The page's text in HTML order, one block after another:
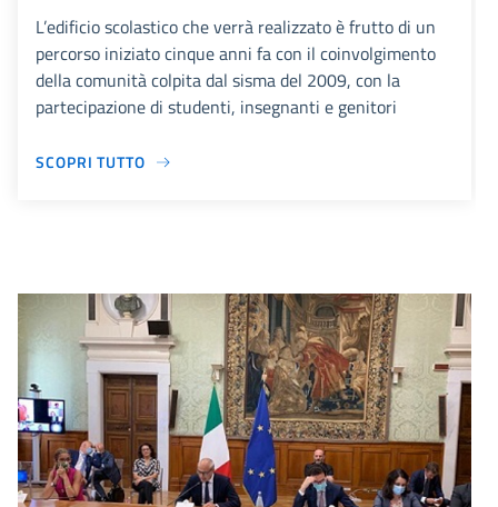
L’edificio scolastico che verrà realizzato è frutto di un
percorso iniziato cinque anni fa con il coinvolgimento
della comunità colpita dal sisma del 2009, con la
partecipazione di studenti, insegnanti e genitori
SCOPRI TUTTO